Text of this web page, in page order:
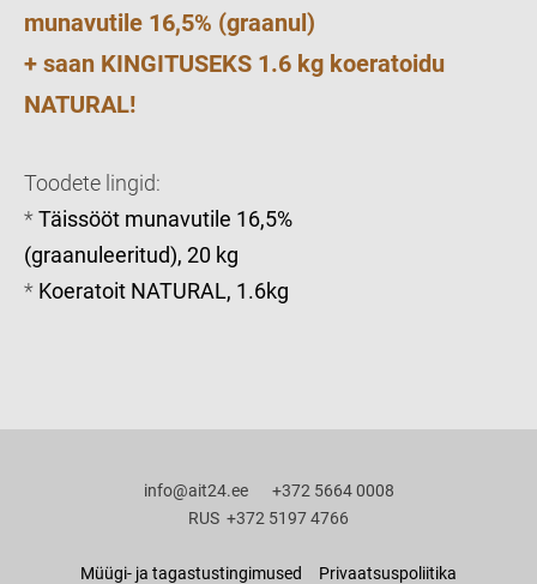
munavutile 16,5% (graanul)
+ saan KINGITUSEKS 1.6 kg koeratoidu
NATURAL!
Toodete lingid:
*Täissööt munavutile 16,5%
(graanuleeritud), 20 kg
* Koeratoit NATURAL, 1.6kg
info@ait24.ee +372 5664 0008
RUS +372 5197 4766
Müügi- ja tagastustingimused Privaatsuspoliitika